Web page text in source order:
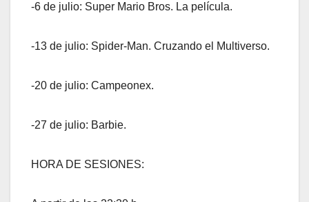
-6 de julio: Super Mario Bros. La película.
-13 de julio: Spider-Man. Cruzando el Multiverso.
-20 de julio: Campeonex.
-27 de julio: Barbie.
HORA DE SESIONES: